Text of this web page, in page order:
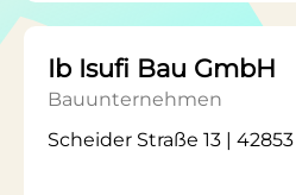
Ib Isufi Bau GmbH
Bauunternehmen
Scheider Straße 13 |